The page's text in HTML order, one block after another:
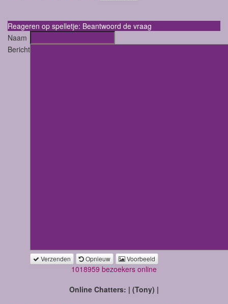
Reageren op spelletje: Beantwoord de vraag
Naam
Bericht
Verzenden Opnieuw Voorbeeld
1018959 bezoekers online
Online Chatters: | (Tony) |